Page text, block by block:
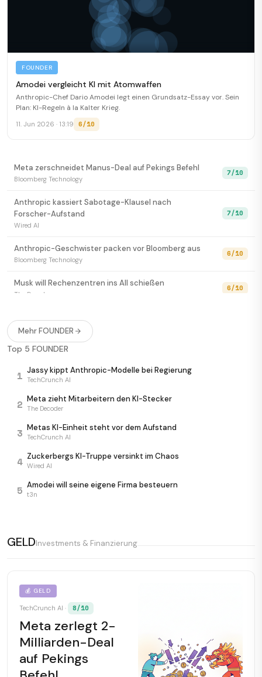
FOUNDER
Amodei vergleicht KI mit Atomwaffen
Anthropic-Chef Dario Amodei legt einen Grundsatz-Essay vor. Sein
Plan: KI-Regeln à la Kalter Krieg.
11. Jun 2026 · 13:19 6/10
Meta zerschneidet Manus-Deal auf Pekings Befehl
Bloomberg Technology
7/10
Anthropic kassiert Sabotage-Klausel nach
Forscher-Aufstand
Wired AI
7/10
Anthropic-Geschwister packen vor Bloomberg aus
Bloomberg Technology
6/10
Musk will Rechenzentren ins All schießen
The Decoder
6/10
mehr
The Decoder
SCMP Tech
Mercor-Gründer zerlegt Sequoia öffentlich
TechCrunch AI
Suleyman: Superintelligenz kommt — Jobs bleiben
The Verge AI
Mehr FOUNDER
Top 5 FOUNDER
1 Jassy kippt Anthropic-Modelle bei Regierung
TechCrunch AI
2 Meta zieht Mitarbeitern den KI-Stecker
The Decoder
3 Metas KI-Einheit steht vor dem Aufstand
TechCrunch AI
4 Zuckerbergs KI-Truppe versinkt im Chaos
Wired AI
5 Amodei will seine eigene Firma besteuern
t3n
GELDInvestments & Finanzierung
💰 GELD
TechCrunch AI · 8/10
Meta zerlegt 2-
Milliarden-Deal
auf Pekings